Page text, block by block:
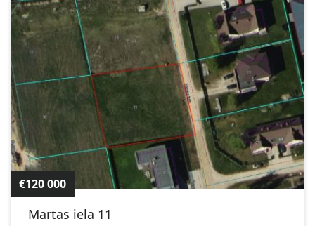
€120 000
Martas iela 11